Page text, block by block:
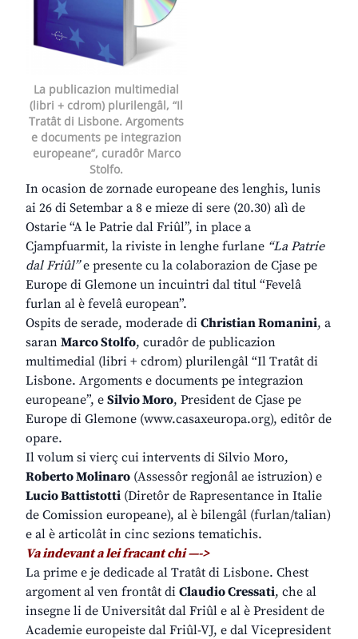
La publicazion multimedial
(libri + cdrom) plurilengâl, “Il
Tratât di Lisbone. Argoments
e documents pe integrazion
europeane”, curadôr Marco
Stolfo.
In ocasion de zornade europeane des lenghis, lunis
ai 26 di Setembar a 8 e mieze di sere (20.30) alì de
Ostarie “A le Patrie dal Friûl”, in place a
Cjampfuarmit, la riviste in lenghe furlane “La Patrie
dal Friûl”e presente cu la colaborazion de Cjase pe
Europe di Glemone un incuintri dal titul “Fevelâ
furlan al è fevelâ european”.
Ospits de serade, moderade di Christian Romanini, a
saran Marco Stolfo, curadôr de publicazion
multimedial (libri + cdrom) plurilengâl “Il Tratât di
Lisbone. Argoments e documents pe integrazion
europeane”, e Silvio Moro, President de Cjase pe
Europe di Glemone (www.casaxeuropa.org), editôr de
opare.
Il volum si vierç cui intervents di Silvio Moro,
Roberto Molinaro (Assessôr regjonâl ae istruzion) e
Lucio Battistotti (Diretôr de Rapresentance in Italie
de Comission europeane), al è bilengâl (furlan/talian)
e al è articolât in cinc sezions tematichis.
Va indevant a lei fracant chi —->
La prime e je dedicade al Tratât di Lisbone. Chest
argoment al ven frontât di Claudio Cressati, che al
insegne li de Universitât dal Friûl e al è President de
Academie europeiste dal Friûl-VJ, e dal Vicepresident